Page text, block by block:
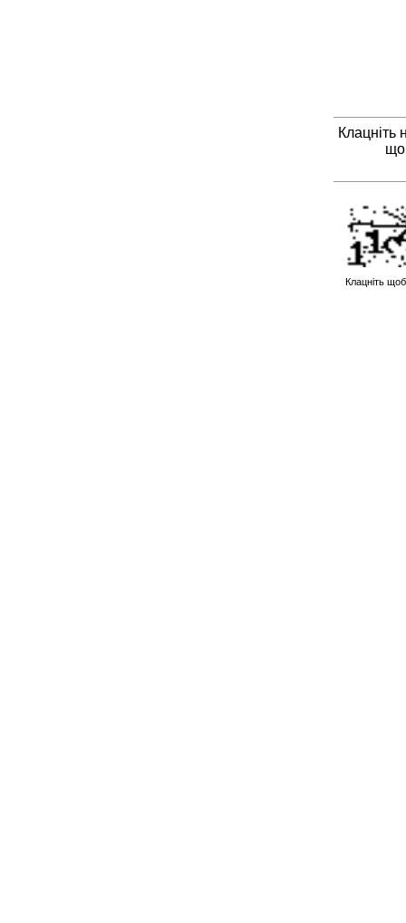
Клацніть
Клацніть